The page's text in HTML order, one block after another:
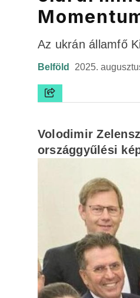
Az ukrán államfő
Belföld 2025.
Volodimir
országgyűlési